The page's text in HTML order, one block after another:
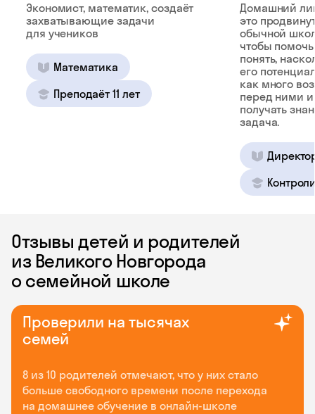
Экономист, математик, создаёт
захватывающие задачи
для учеников
Математика
Преподаёт 11 лет
Домашний
это
обычной
чтобы
понять,
его
как много
перед ними и
получать
задача.
Отзывы детей и родителей
из Великого Новгорода
о семейной школе
Проверили на тысячах
семей
8 из 10 родителей отмечают, что у них стало
больше свободного времени после перехода
на домашнее обучение в онлайн-школе